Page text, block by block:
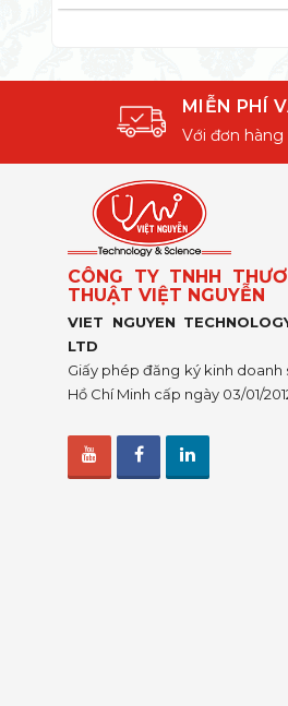
MIỄN PHÍ
Với đơn
CÔNG TY TNHH
THUẬT VIỆT NGUYỄN
VIET NGUYEN
LTD
Giấy phép đăng ký kinh doanh
Hồ Chí Minh cấp ngày 03/01/